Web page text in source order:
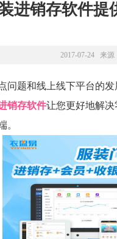
进销存软件提
2017-07-24 来源
题和线上线下平台的发
销存软件让您更好地解
。